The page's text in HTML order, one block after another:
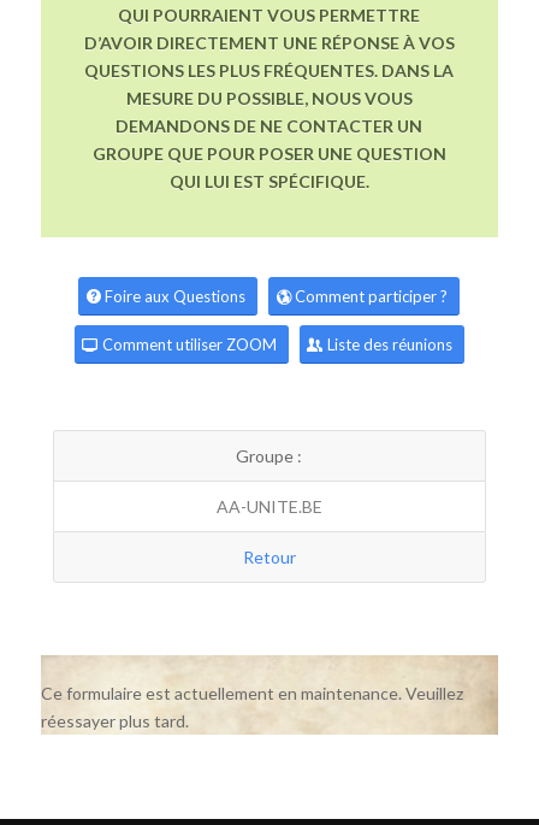
QUI POURRAIENT VOUS PERMETTRE
D’AVOIR DIRECTEMENT UNE RÉPONSE À VOS
QUESTIONS LES PLUS FRÉQUENTES. DANS LA
MESURE DU POSSIBLE, NOUS VOUS
DEMANDONS DE NE CONTACTER UN
GROUPE QUE POUR POSER UNE QUESTION
QUI LUI EST SPÉCIFIQUE.
Foire aux Questions Comment participer ?
Comment utiliser ZOOM Liste des réunions
Groupe :
AA-UNITE.BE
Retour
Ce formulaire est actuellement en maintenance. Veuillez
réessayer plus tard.